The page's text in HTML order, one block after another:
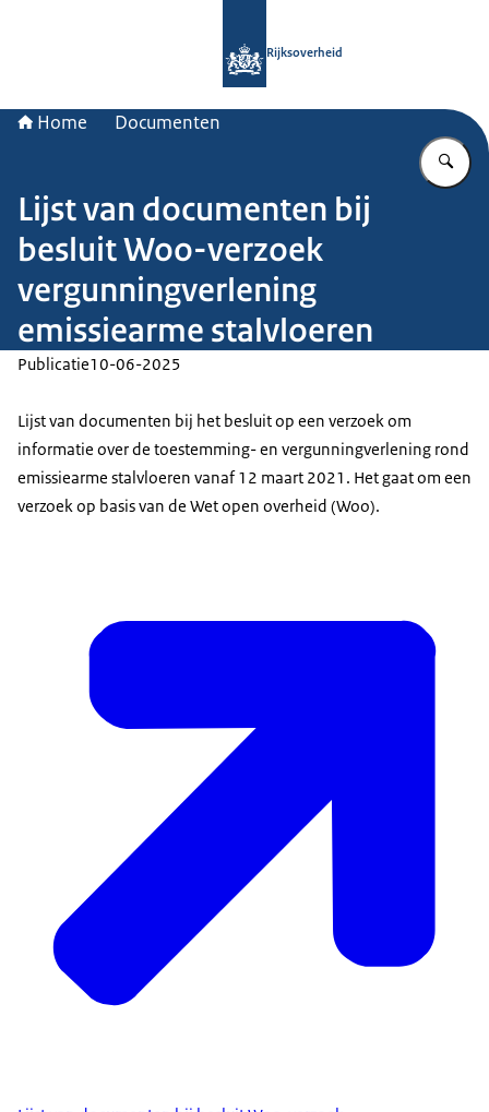
Rijksoverheid
Home Documenten
Lijst van documenten bij
besluit Woo-verzoek
vergunningverlening
emissiearme stalvloeren
Publicatie10-06-2025
Lijst van documenten bij het besluit op een verzoek om
informatie over de toestemming- en vergunningverlening rond
emissiearme stalvloeren vanaf 12 maart 2021. Het gaat om een
verzoek op basis van de Wet open overheid (Woo).